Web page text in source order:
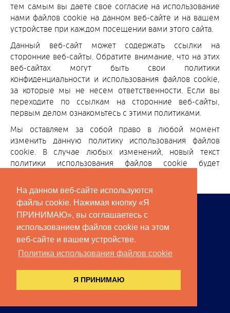
На данном веб-сайте используются
файлы cookie. Нажимая кнопку «Я
ПРИНИМАЮ», вы соглашаетесь с
использованием файлов cookie на этом
веб-сайте и вашем устройстве.
Политика использования файлов cookie
Я ПРИНИМАЮ
тем самым вы даете свое согласие на использование
нами файлов cookie на данном веб-сайте и на вашем
устройстве при каждом посещении вами этого сайта.
Данный веб-сайт может содержать ссылки на
сторонние веб-сайты. Обратите внимание, что на этих
веб-сайтах могут быть свои политики
конфиденциальности и использования файлов cookie,
за которые мы не несем ответственности. Если вы
переходите по ссылкам на сторонние веб-сайты,
первым делом ознакомьтесь с этими политиками.
Мы оставляем за собой право в любой момент
изменить данную политику использования файлов
cookie. В случае любых изменений, новый текст
политики использования файлов cookie будет
СПОНСОРЫ
ПРЕСС-РЕЛИЗЫ
КОНТАКТЫ
МЫ В СОЦИАЛЬНЫХ СЕТЯХ: